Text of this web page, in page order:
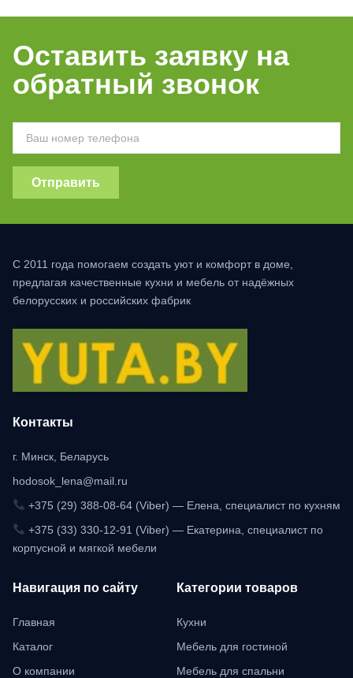
Оставить заявку на
обратный звонок
Отправить
С 2011 года помогаем создать уют и комфорт в доме,
предлагая качественные кухни и мебель от надёжных
белорусских и российских фабрик
Контакты
г. Минск, Беларусь
hodosok_lena@mail.ru
+375 (29) 388-08-64 (Viber) — Елена, специалист по кухням
+375 (33) 330-12-91 (Viber) — Екатерина, специалист по
корпусной и мягкой мебели
Навигация по сайту
Главная
Каталог
О компании
Категории товаров
Кухни
Мебель для гостиной
Мебель для спальни